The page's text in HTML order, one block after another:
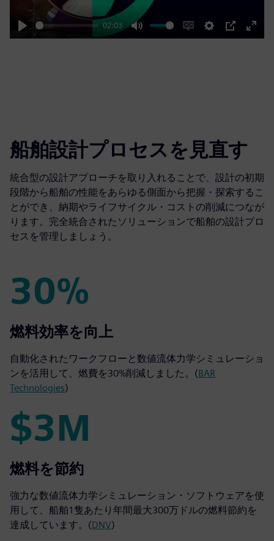
Play
02:03
Mute
EnableSettings
PIP
Enter
船舶設計プロセスを見直す
統合型の設計アプローチを取り入れることで、設計の初期
段階から船舶の性能をあらゆる側面から把握・探索するこ
とができ、納期やライフサイクル・コストの削減につなが
ります。完全統合されたソリューションで船舶の設計プロ
セスを管理しましょう。
30%
30%
燃料効率を向上
自動化されたワークフローと数値流体力学シミュレーショ
ンを活用して、燃費を30%削減しました。(BAR
Technologies)
$3M
$3M
燃料を節約
強力な数値流体力学シミュレーション・ソフトウェアを使
用して、船舶1隻あたり年間最大300万ドルの燃料節約を
達成しています。(DNV)